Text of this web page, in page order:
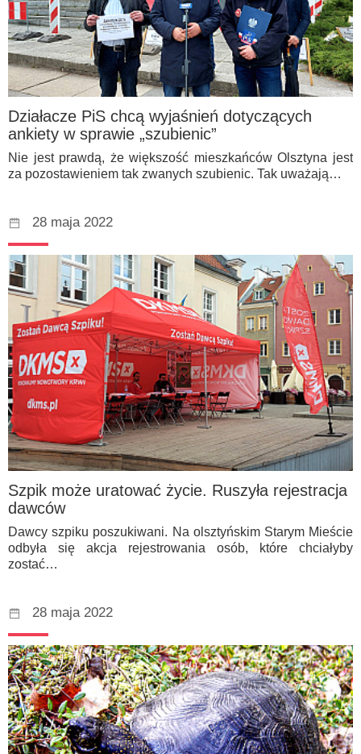
Działacze PiS chcą wyjaśnień dotyczących
ankiety w sprawie „szubienic”
Nie jest prawdą, że większość mieszkańców Olsztyna jest
za pozostawieniem tak zwanych szubienic. Tak uważają…
28 maja 2022
Szpik może uratować życie. Ruszyła rejestracja
dawców
Dawcy szpiku poszukiwani. Na olsztyńskim Starym Mieście
odbyła się akcja rejestrowania osób, które chciałyby
zostać…
28 maja 2022